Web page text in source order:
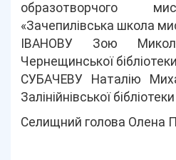
образотворчого
«Зачепилівська школа
ІВАНОВУ Зою
Чернещинської бібліотеки
СУБАЧЕВУ Наталію
Залінійнівської бібліотеки
Селищний голова Олена